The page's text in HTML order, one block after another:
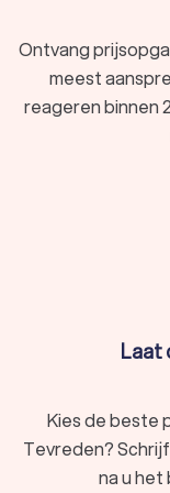
Flexibiliteit
Het maakt niet uit
een personal
traint waar en
Variatie in uw
Een goede
saai worden.
dat uw vooruitgang
Welke doelen
meer dan u denkt.
Afvallen:
met een
Krachttraining:
Ontvang
meest
reageren binnen
Laat
Kies de beste
Tevreden?
na u het